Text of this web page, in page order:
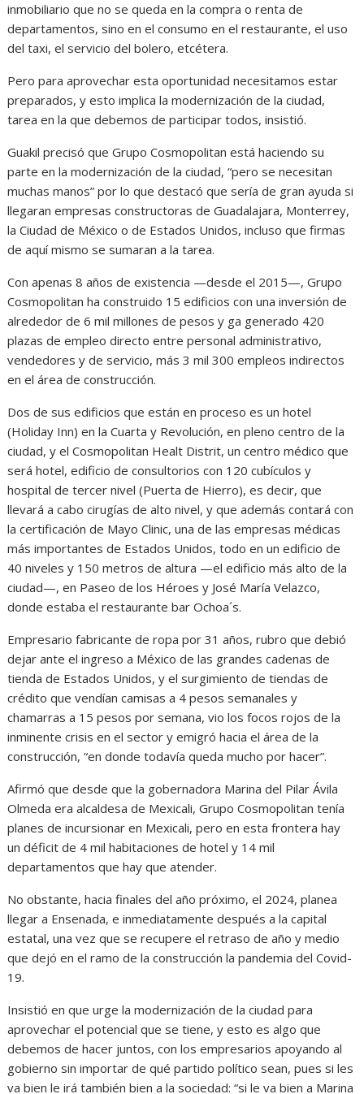
inmobiliario que no se queda en la compra o renta de
departamentos, sino en el consumo en el restaurante, el uso
del taxi, el servicio del bolero, etcétera.
Pero para aprovechar esta oportunidad necesitamos estar
preparados, y esto implica la modernización de la ciudad,
tarea en la que debemos de participar todos, insistió.
Guakil precisó que Grupo Cosmopolitan está haciendo su
parte en la modernización de la ciudad, “pero se necesitan
muchas manos” por lo que destacó que sería de gran ayuda si
llegaran empresas constructoras de Guadalajara, Monterrey,
la Ciudad de México o de Estados Unidos, incluso que firmas
de aquí mismo se sumaran a la tarea.
Con apenas 8 años de existencia —desde el 2015—, Grupo
Cosmopolitan ha construido 15 edificios con una inversión de
alrededor de 6 mil millones de pesos y ga generado 420
plazas de empleo directo entre personal administrativo,
vendedores y de servicio, más 3 mil 300 empleos indirectos
en el área de construcción.
Dos de sus edificios que están en proceso es un hotel
(Holiday Inn) en la Cuarta y Revolución, en pleno centro de la
ciudad, y el Cosmopolitan Healt Distrit, un centro médico que
será hotel, edificio de consultorios con 120 cubículos y
hospital de tercer nivel (Puerta de Hierro), es decir, que
llevará a cabo cirugías de alto nivel, y que además contará con
la certificación de Mayo Clinic, una de las empresas médicas
más importantes de Estados Unidos, todo en un edificio de
40 niveles y 150 metros de altura —el edificio más alto de la
ciudad—, en Paseo de los Héroes y José María Velazco,
donde estaba el restaurante bar Ochoa´s.
Empresario fabricante de ropa por 31 años, rubro que debió
dejar ante el ingreso a México de las grandes cadenas de
tienda de Estados Unidos, y el surgimiento de tiendas de
crédito que vendían camisas a 4 pesos semanales y
chamarras a 15 pesos por semana, vio los focos rojos de la
inminente crisis en el sector y emigró hacia el área de la
construcción, “en donde todavía queda mucho por hacer”.
Afirmó que desde que la gobernadora Marina del Pilar Ávila
Olmeda era alcaldesa de Mexicali, Grupo Cosmopolitan tenía
planes de incursionar en Mexicali, pero en esta frontera hay
un déficit de 4 mil habitaciones de hotel y 14 mil
departamentos que hay que atender.
No obstante, hacia finales del año próximo, el 2024, planea
llegar a Ensenada, e inmediatamente después a la capital
estatal, una vez que se recupere el retraso de año y medio
que dejó en el ramo de la construcción la pandemia del Covid-
19.
Insistió en que urge la modernización de la ciudad para
aprovechar el potencial que se tiene, y esto es algo que
debemos de hacer juntos, con los empresarios apoyando al
gobierno sin importar de qué partido político sean, pues si les
va bien le irá también bien a la sociedad: “si le va bien a Marina